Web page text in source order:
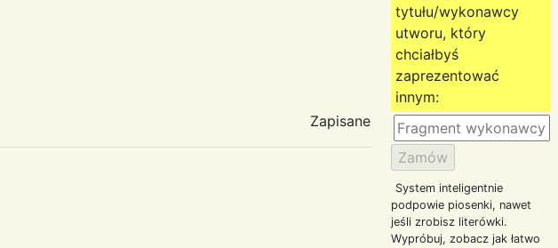
Zapisane
tytułu/wykonawcy
utworu, który
chciałbyś
zaprezentować
innym:
System inteligentnie
podpowie piosenki, nawet
jeśli zrobisz literówki.
Wypróbuj, zobacz jak łatwo